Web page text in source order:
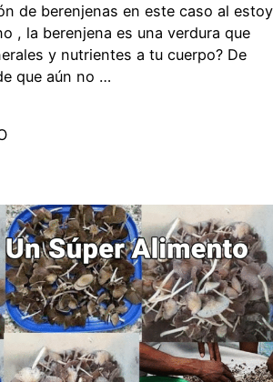
de berenjenas en este caso al estoy
, la berenjena es una verdura que
y nutrientes a tu cuerpo? De
que aún no …